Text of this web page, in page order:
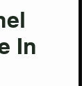
In